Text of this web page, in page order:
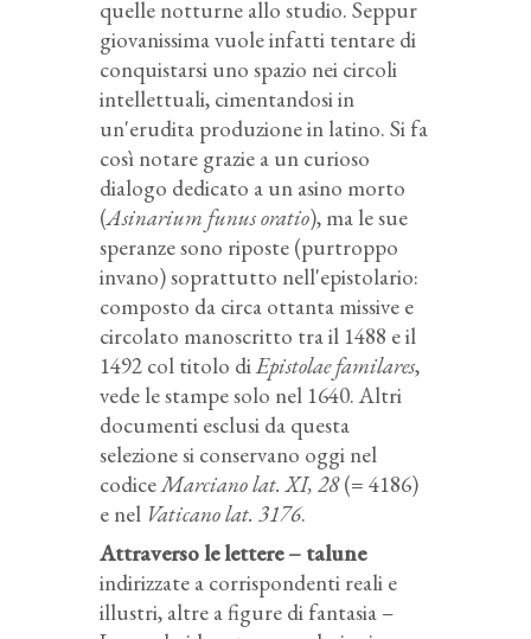
quelle notturne allo studio. Seppur
giovanissima vuole infatti tentare di
conquistarsi uno spazio nei circoli
intellettuali, cimentandosi in
un'erudita produzione in latino. Si fa
così notare grazie a un curioso
dialogo dedicato a un asino morto
(Asinarium funus oratio), ma le sue
speranze sono riposte (purtroppo
invano) soprattutto nell'epistolario:
composto da circa ottanta missive e
circolato manoscritto tra il 1488 e il
1492 col titolo diEpistolae familares,
vede le stampe solo nel 1640. Altri
documenti esclusi da questa
selezione si conservano oggi nel
codiceMarciano lat. XI, 28(= 4186)
e nel Vaticano lat. 3176.
Attraverso le lettere – talune
indirizzate a corrispondenti reali e
illustri, altre a figure di fantasia –